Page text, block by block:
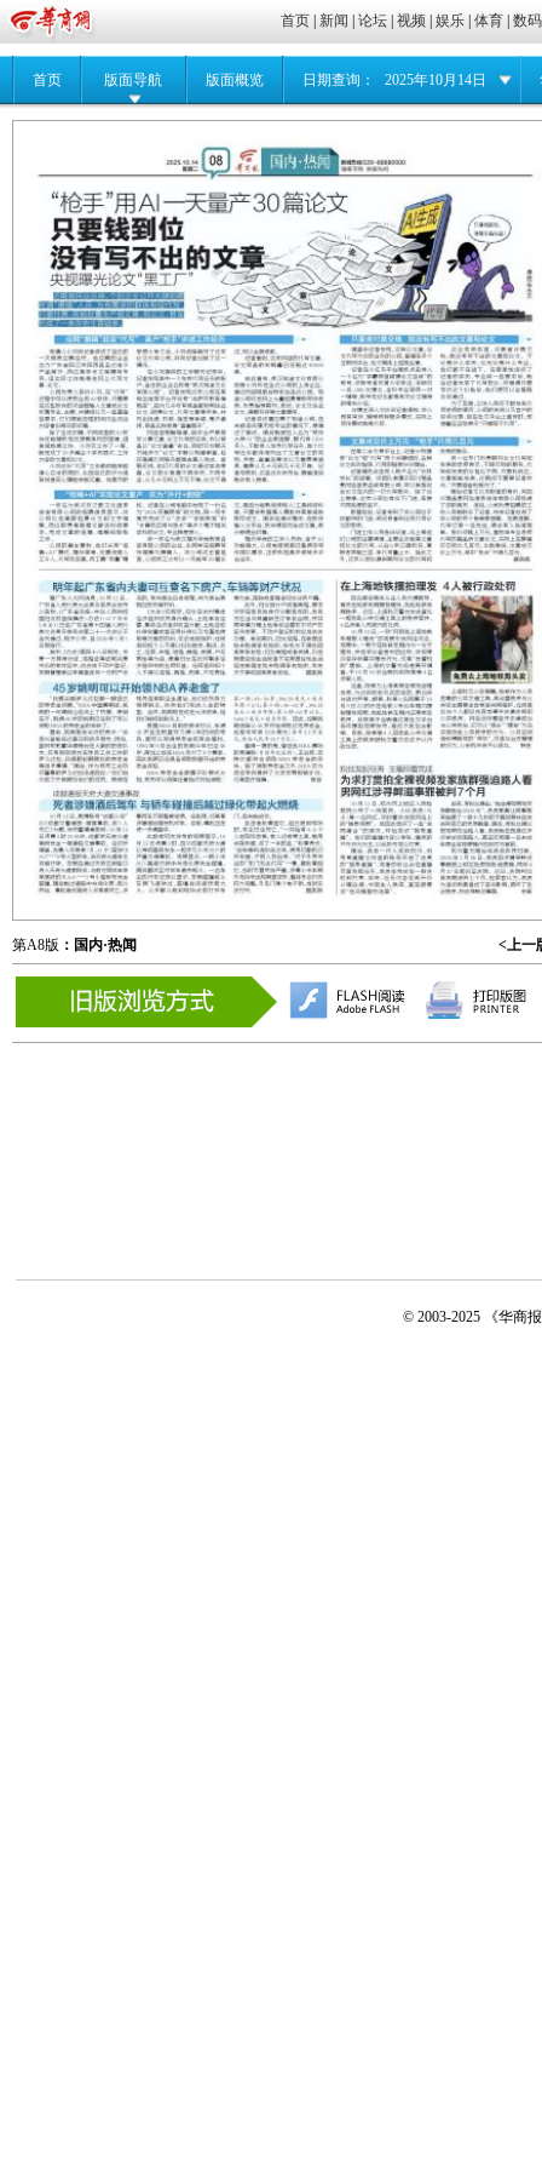
首页 |新闻 |论坛 |视频 |娱乐 |体育 |数码
首页 版面导航 版面概览 日期查询： 2025年10月14日
第A8版 ：国内·热闻 <上一
© 2003-2025 《华商